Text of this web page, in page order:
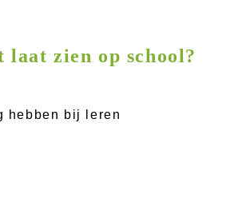
zien op school?
hebben bij leren